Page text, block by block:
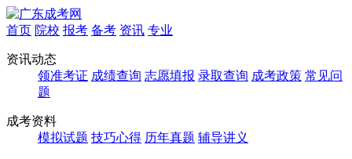
首页 院校 报考 备考 资讯 专业
资讯动态
领准考证 成绩查询 志愿填报 录取查询 成考政策 常见问
题
成考资料
模拟试题 技巧心得 历年真题 辅导讲义